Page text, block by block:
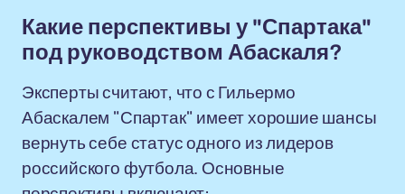
Какие перспективы у "Спартака"
под руководством Абаскаля?
Эксперты считают, что с Гильермо
Абаскалем "Спартак" имеет хорошие шансы
вернуть себе статус одного из лидеров
российского футбола. Основные